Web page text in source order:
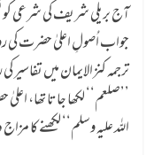
آج بریلی شریف کی شرعی
جواب اُصولِ اعلیٰ حضرت کی
ترجمہ کنزالایمان میں
’’صلعم‘‘ لکھا جاتا تھا،
اللہ علیہ وسلم‘‘ لکھنے کا